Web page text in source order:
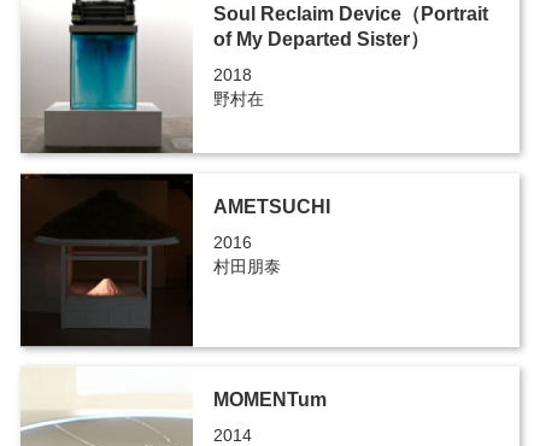
Soul Reclaim Device（Portrait
of My Departed Sister）
2018
野村在
AMETSUCHI
2016
村田朋泰
MOMENTum
2014